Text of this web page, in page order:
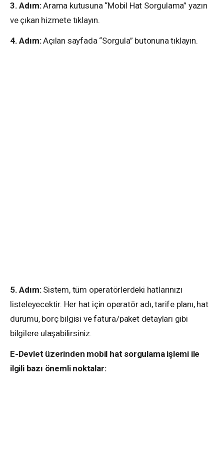
3. Adım:Arama kutusuna “Mobil Hat Sorgulama” yazın
ve çıkan hizmete tıklayın.
4. Adım:Açılan sayfada “Sorgula” butonuna tıklayın.
5. Adım:Sistem, tüm operatörlerdeki hatlarınızı
listeleyecektir. Her hat için operatör adı, tarife planı, hat
durumu, borç bilgisi ve fatura/paket detayları gibi
bilgilere ulaşabilirsiniz.
E-Devlet üzerinden mobil hat sorgulama işlemi ile
ilgili bazı önemli noktalar: